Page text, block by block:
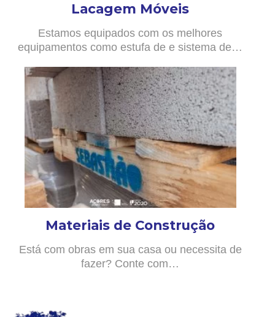
Lacagem Móveis
Estamos equipados com os melhores
equipamentos como estufa de e sistema de…
Materiais de Construção
Está com obras em sua casa ou necessita de
fazer? Conte com…